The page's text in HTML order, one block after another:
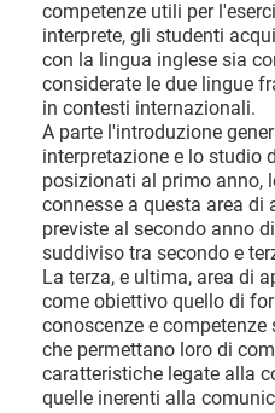
competenze utili per
interprete, gli studenti
con la lingua inglese sia
considerate le due lingue
in contesti internazionali.
A parte l'introduzione
interpretazione e lo studio
posizionati al primo anno,
connesse a questa area di
previste al secondo anno
suddiviso tra secondo e
La terza, e ultima, area di
come obiettivo quello di
conoscenze e
che permettano loro di
caratteristiche legate alla
quelle inerenti alla